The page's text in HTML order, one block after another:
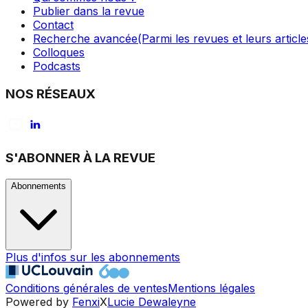
Publier dans la revue
Contact
Recherche avancée(Parmi les revues et leurs
Colloques
Podcasts
NOS RÉSEAUX
S'ABONNER À LA REVUE
Abonnements
Plus d'infos sur les abonnements
Conditions générales de ventesMentions légales
Powered by FenxiXLucie Dewaleyne